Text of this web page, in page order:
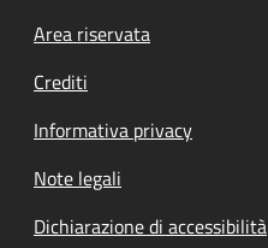
Footer menu
Area riservata
Crediti
Informativa privacy
Note legali
Dichiarazione di accessibilità